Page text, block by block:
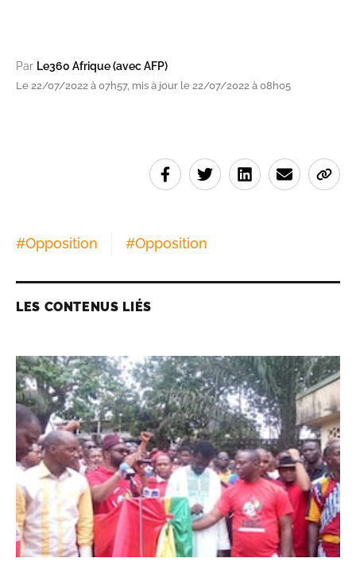
Par Le360 Afrique (avec AFP)
Le 22/07/2022 à 07h57, mis à jour le 22/07/2022 à 08h05
#Opposition #Opposition
LES CONTENUS LIÉS